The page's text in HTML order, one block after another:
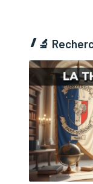
🔬